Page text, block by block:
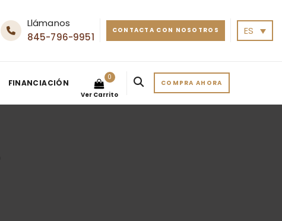
Llámanos
845-796-9951
CONTACTA CON NOSOTROS ES
FINANCIACIÓN
Ver Carrito
0
COMPRA AHORA